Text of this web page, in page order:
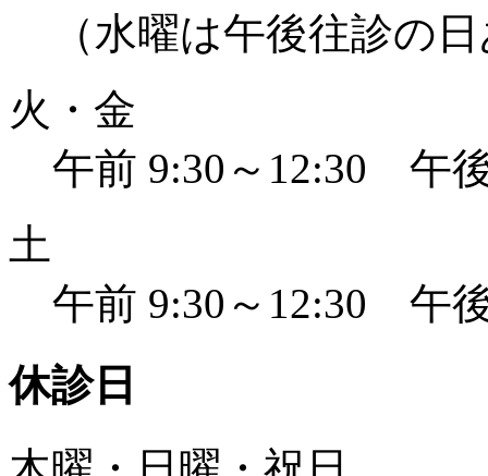
（水曜は午後往診の
火・金
午前 9:30～12:30 午
土
午前 9:30～12:30 午
休診日